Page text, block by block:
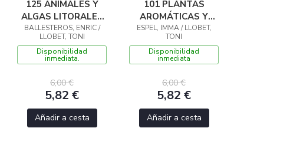
125 ANIMALES Y
ALGAS LITORALES
DEL
MEDITERRÁNEO DE
ESPAÑA QUE HAY
QUE CONOCER
BALLESTEROS, ENRIC /
LLOBET, TONI
Disponibilidad
inmediata.
6,00 €
5,82 €
Añadir a cesta
101 PLANTAS
AROMÁTICAS Y
MEDICINALES DE
ESPAÑA QUE HAY
QUE CONOCER
ESPEL, IMMA / LLOBET,
TONI
Disponibilidad
inmediata
6,00 €
5,82 €
Añadir a cesta